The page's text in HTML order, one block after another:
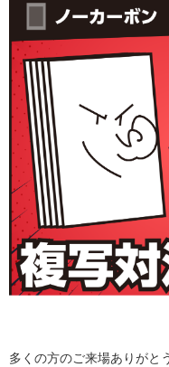
多くの方のご来場ありがと